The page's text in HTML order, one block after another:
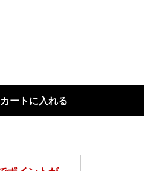
カートに入れる